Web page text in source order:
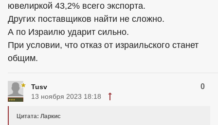
ювелиркой 43,2% всего экспорта.
Других поставщиков найти не сложно.
А по Израилю ударит сильно.
При условии, что отказ от израильского станет
общим.
Tusv 0
13 ноября 2023 18:18
Цитата: Ларкис